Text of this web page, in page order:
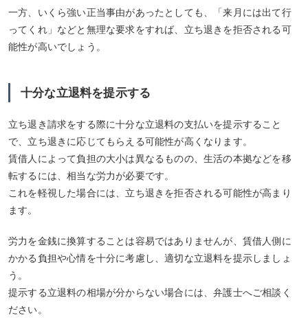
一方、いくら強い正当事由があったとしても、「来月には出て行
ってくれ」などと無理な要求をすれば、立ち退きを拒否される可
能性が高いでしょう。
十分な立退料を提示する
立ち退き請求をする際に十分な立退料の支払いを提示すること
で、立ち退きに応じてもらえる可能性が高くなります。
賃借人によって負担の大小は異なるものの、生活の本拠などを移
転するには、相当な労力が必要です。
これを軽視した場合には、立ち退きを拒否される可能性が高まり
ます。
労力を金銭に換算することは容易ではありませんが、賃借人側に
かかる負担や心情を十分に考慮し、適切な立退料を提示しましょ
う。
提示する立退料の相場が分からない場合には、弁護士へご相談く
ださい。